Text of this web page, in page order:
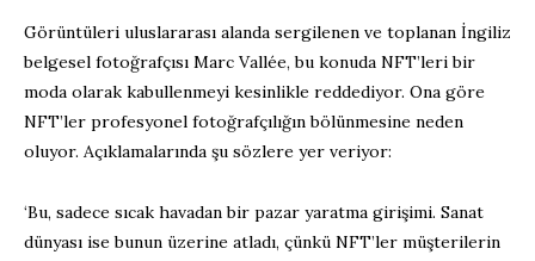
Görüntüleri uluslararası alanda sergilenen ve toplanan İngiliz
belgesel fotoğrafçısı Marc Vallée, bu konuda NFT’leri bir
moda olarak kabullenmeyi kesinlikle reddediyor. Ona göre
NFT’ler profesyonel fotoğrafçılığın bölünmesine neden
oluyor. Açıklamalarında şu sözlere yer veriyor:
‘Bu, sadece sıcak havadan bir pazar yaratma girişimi. Sanat
dünyası ise bunun üzerine atladı, çünkü NFT’ler müşterilerin